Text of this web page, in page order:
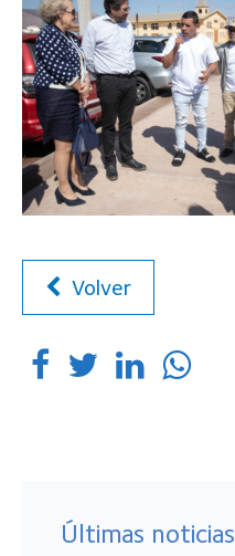
Volver
Últimas noticias